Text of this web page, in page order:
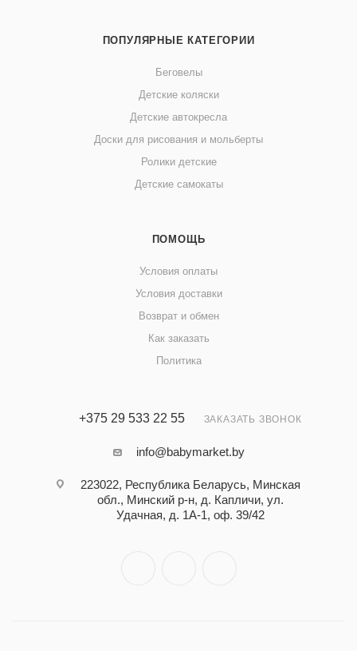
ПОПУЛЯРНЫЕ КАТЕГОРИИ
Беговелы
Детские коляски
Детские автокресла
Доски для рисования и мольберты
Ролики детские
Детские самокаты
ПОМОЩЬ
Условия оплаты
Условия доставки
Возврат и обмен
Как заказать
Политика
+375 29 533 22 55 ЗАКАЗАТЬ ЗВОНОК
info@babymarket.by
223022, Республика Беларусь, Минская
обл., Минский р-н, д. Капличи, ул.
Удачная, д. 1А-1, оф. 39/42